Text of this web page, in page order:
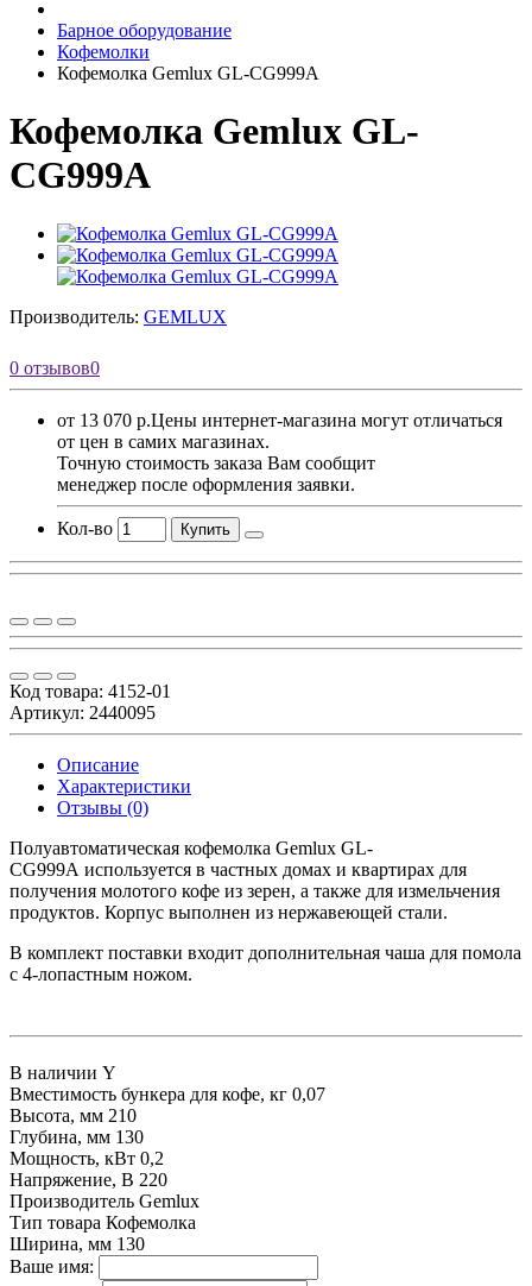
Барное оборудование
Кофемолки
Кофемолка Gemlux GL-CG999A
Кофемолка Gemlux GL-
CG999A
Производитель: GEMLUX
0 отзывов0
от 13 070 р.Цены интернет-магазина могут отличаться
от цен в самих магазинах.
Точную стоимость заказа Вам сообщит
менеджер после оформления заявки.
Кол-во Купить
Код товара: 4152-01
Артикул: 2440095
Описание
Характеристики
Отзывы (0)
Полуавтоматическая кофемолка Gemlux GL-
CG999A используется в частных домах и квартирах для
получения молотого кофе из зерен, а также для измельчения
продуктов. Корпус выполнен из нержавеющей стали.
В комплект поставки входит дополнительная чаша для помола
с 4-лопастным ножом.
В наличии Y
Вместимость бункера для кофе, кг 0,07
Высота, мм 210
Глубина, мм 130
Мощность, кВт 0,2
Напряжение, В 220
Производитель Gemlux
Тип товара Кофемолка
Ширина, мм 130
Ваше имя: